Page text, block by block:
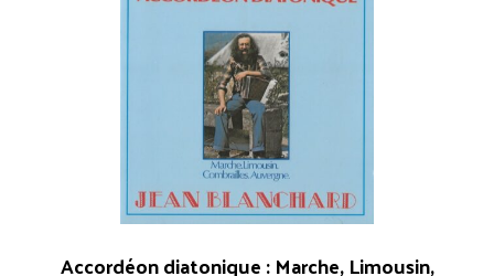
Accordéon diatonique : Marche, Limousin,